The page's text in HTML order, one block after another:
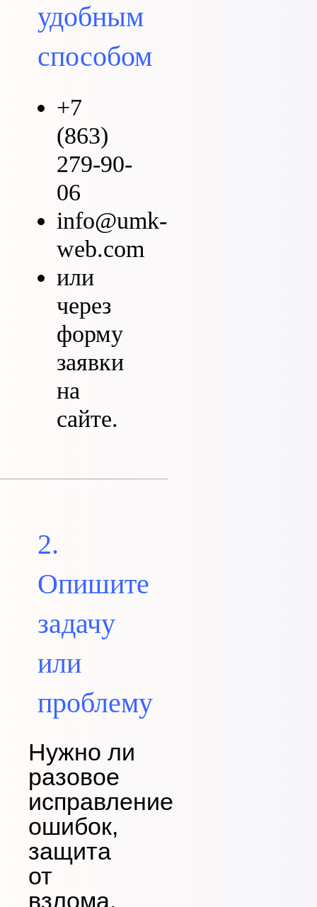
удобным
способом
+7
(863)
279-90-
06
info@umk-
web.com
или
через
форму
заявки
на
сайте.
2.
Опишите
задачу
или
проблему
Нужно ли
разовое
исправление
ошибок,
защита
от
взлома,